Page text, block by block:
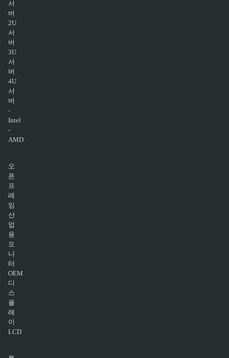
서
버
2U
서
버
3U
서
버
4U
서
버
-
Intel
-
AMD
오
픈
프
레
임
산
업
용
모
니
터
OEM
디
스
플
레
이
LCD